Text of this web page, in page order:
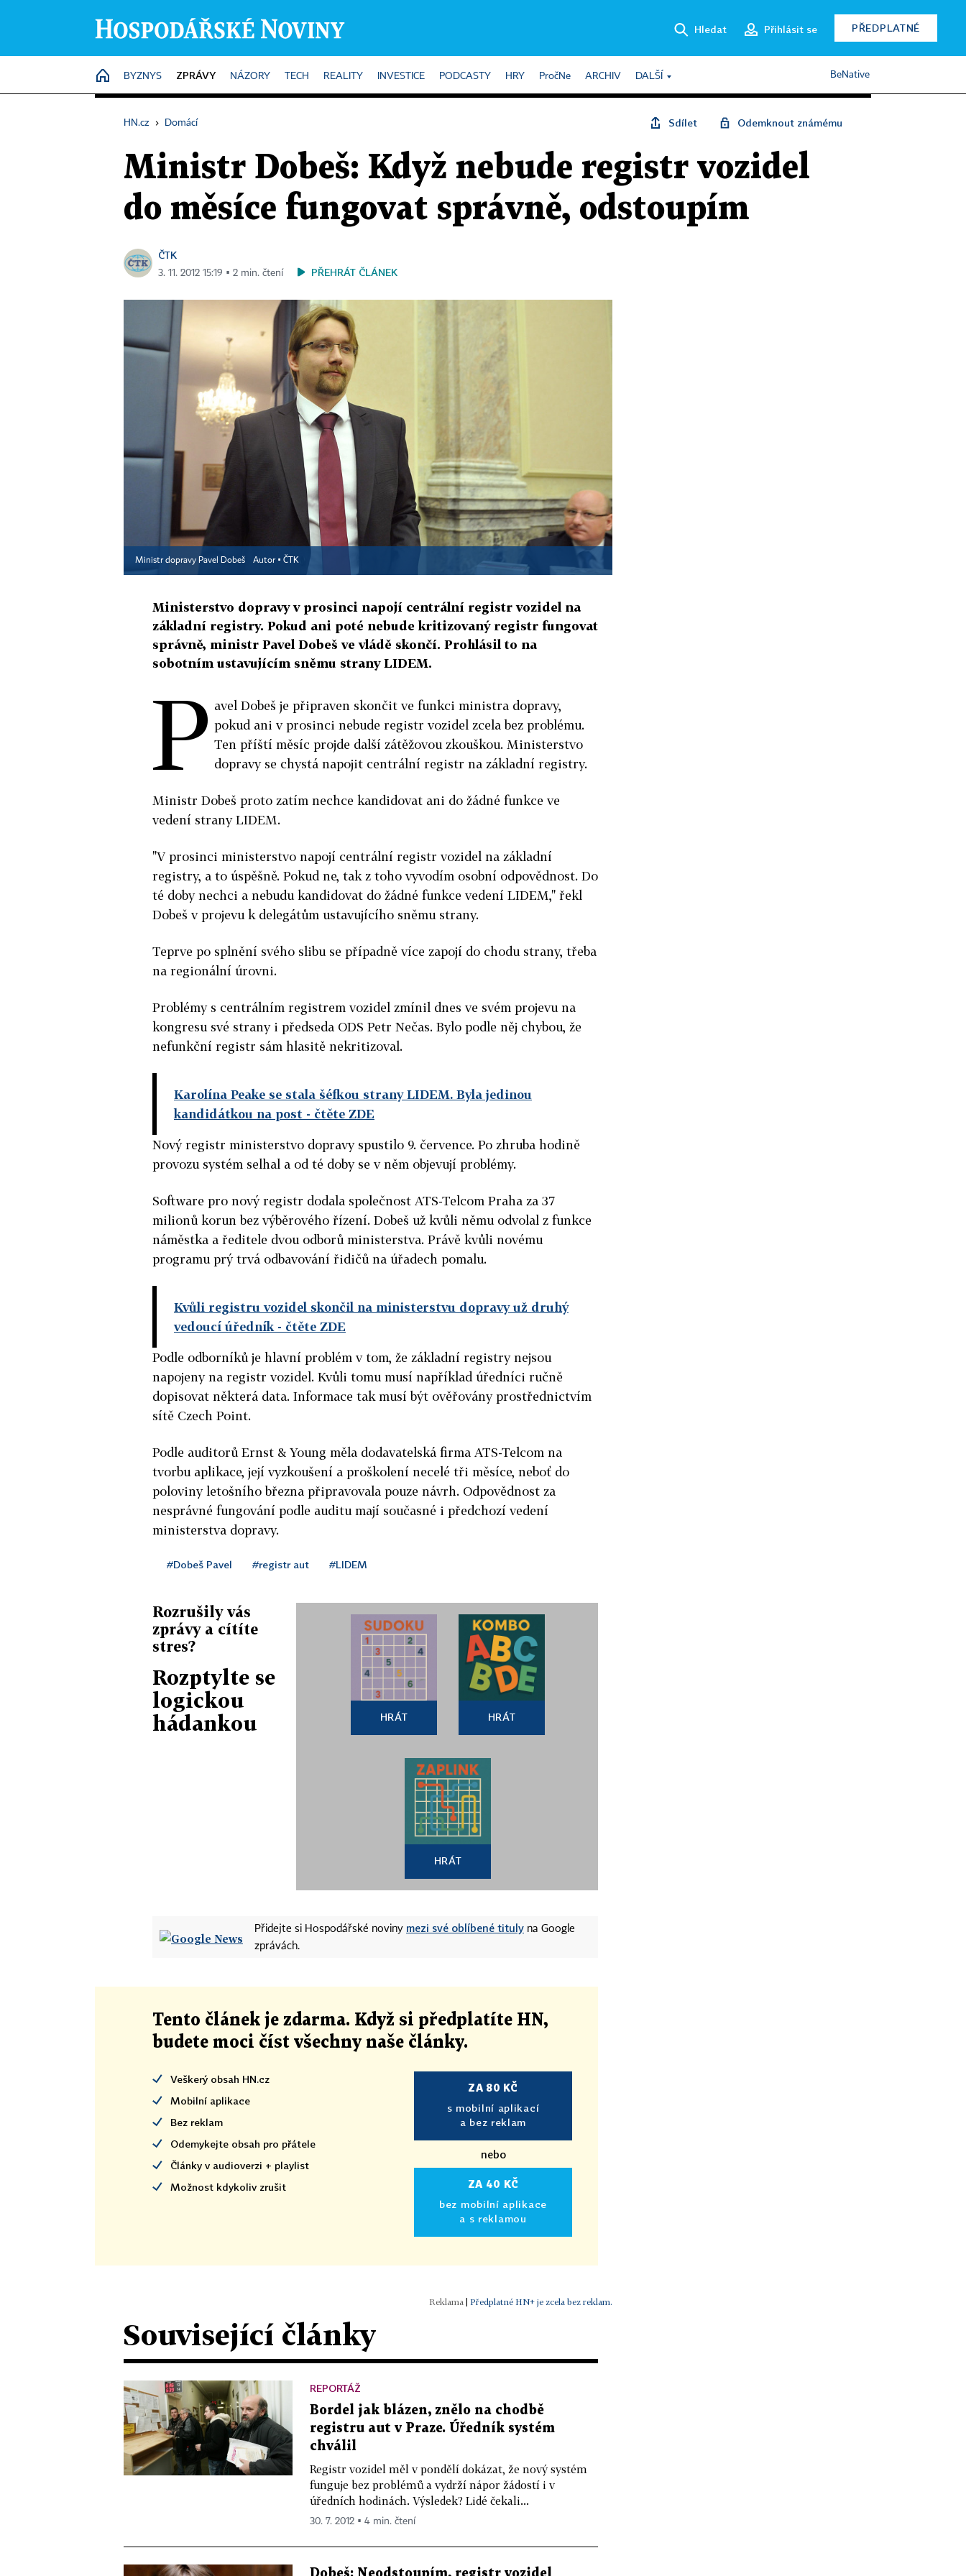
Hledat Přihlásit se PŘEDPLATNÉ
HOME
BYZNYS ZPRÁVY NÁZORY TECH REALITY INVESTICE PODCASTY HRY PročNe ARCHIV DALŠÍ BeNative
HN.cz › Domácí Sdílet Odemknout známému
Ministr Dobeš: Když nebude registr vozidel
do měsíce fungovat správně, odstoupím
ČTK
3. 11. 2012 15:19 ▪ 2 min. čtení PŘEHRÁT ČLÁNEK
Ministr dopravy Pavel Dobeš Autor ▪ ČTK
Ministerstvo dopravy v prosinci napojí centrální registr vozidel na
základní registry. Pokud ani poté nebude kritizovaný registr fungovat
správně, ministr Pavel Dobeš ve vládě skončí. Prohlásil to na
sobotním ustavujícím sněmu strany LIDEM.
P avel Dobeš je připraven skončit ve funkci ministra dopravy,
pokud ani v prosinci nebude registr vozidel zcela bez problému.
Ten příští měsíc projde další zátěžovou zkouškou. Ministerstvo
dopravy se chystá napojit centrální registr na základní registry.
Ministr Dobeš proto zatím nechce kandidovat ani do žádné funkce ve
vedení strany LIDEM.
"V prosinci ministerstvo napojí centrální registr vozidel na základní
registry, a to úspěšně. Pokud ne, tak z toho vyvodím osobní odpovědnost. Do
té doby nechci a nebudu kandidovat do žádné funkce vedení LIDEM," řekl
Dobeš v projevu k delegátům ustavujícího sněmu strany.
Teprve po splnění svého slibu se případně více zapojí do chodu strany, třeba
na regionální úrovni.
Problémy s centrálním registrem vozidel zmínil dnes ve svém projevu na
kongresu své strany i předseda ODS Petr Nečas. Bylo podle něj chybou, že
nefunkční registr sám hlasitě nekritizoval.
Karolína Peake se stala šéfkou strany LIDEM. Byla jedinou
kandidátkou na post - čtěte ZDE
Nový registr ministerstvo dopravy spustilo 9. července. Po zhruba hodině
provozu systém selhal a od té doby se v něm objevují problémy.
Software pro nový registr dodala společnost ATS-Telcom Praha za 37
milionů korun bez výběrového řízení. Dobeš už kvůli němu odvolal z funkce
náměstka a ředitele dvou odborů ministerstva. Právě kvůli novému
programu prý trvá odbavování řidičů na úřadech pomalu.
Kvůli registru vozidel skončil na ministerstvu dopravy už druhý
vedoucí úředník - čtěte ZDE
Podle odborníků je hlavní problém v tom, že základní registry nejsou
napojeny na registr vozidel. Kvůli tomu musí například úředníci ručně
dopisovat některá data. Informace tak musí být ověřovány prostřednictvím
sítě Czech Point.
Podle auditorů Ernst & Young měla dodavatelská firma ATS-Telcom na
tvorbu aplikace, její vyzkoušení a proškolení necelé tři měsíce, neboť do
poloviny letošního března připravovala pouze návrh. Odpovědnost za
nesprávné fungování podle auditu mají současné i předchozí vedení
ministerstva dopravy.
#Dobeš Pavel #registr aut #LIDEM
Rozrušily vás
zprávy a cítíte
stres?
Rozptylte se
logickou
hádankou
HRÁT HRÁT
HRÁT
Přidejte si Hospodářské noviny mezi své oblíbené tituly na Google
zprávách.
Tento článek je zdarma. Když si předplatíte HN,
budete moci číst všechny naše články.
Veškerý obsah HN.cz
Mobilní aplikace
Bez reklam
Odemykejte obsah pro přátele
Články v audioverzi + playlist
Možnost kdykoliv zrušit
ZA 80 KČ
s mobilní aplikací
a bez reklam
nebo
ZA 40 KČ
bez mobilní aplikace
a s reklamou
| Předplatné HN+ je zcela bez reklam.
Související články
REPORTÁŽ
Bordel jak blázen, znělo na chodbě
registru aut v Praze. Úředník systém
chválil
Registr vozidel měl v pondělí dokázat, že nový systém
funguje bez problémů a vydrží nápor žádostí i v
úředních hodinách. Výsledek? Lidé čekali...
30. 7. 2012 ▪ 4 min. čtení
Dobeš: Neodstoupím, registr vozidel